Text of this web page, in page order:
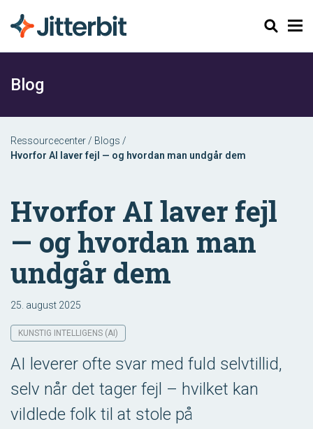
Søg
Blog
Ressourcecenter / Blogs /
Hvorfor AI laver fejl — og hvordan man undgår dem
Hvorfor AI laver fejl
— og hvordan man
undgår dem
25. august 2025
KUNSTIG INTELLIGENS (AI)
AI leverer ofte svar med fuld selvtillid,
selv når det tager fejl – hvilket kan
vildlede folk til at stole på